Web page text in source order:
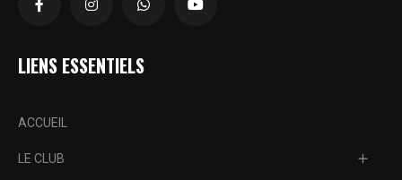
LIENS ESSENTIELS
ACCUEIL
LE CLUB